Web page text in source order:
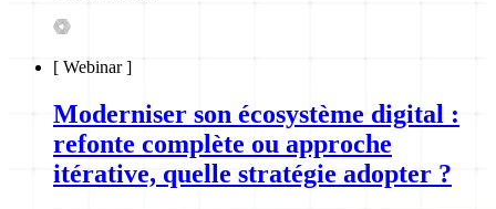
[ Webinar]
Moderniser son écosystème digital :
refonte complète ou approche
itérative, quelle stratégie adopter ?